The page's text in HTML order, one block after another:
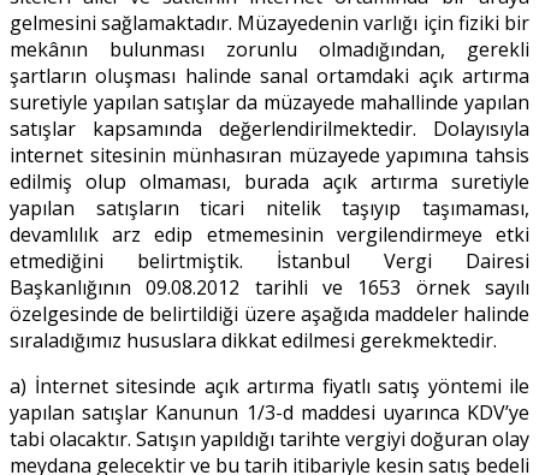
gelmesini sağlamaktadır. Müzayedenin varlığı için fiziki bir
mekânın bulunması zorunlu olmadığından, gerekli
şartların oluşması halinde sanal ortamdaki açık artırma
suretiyle yapılan satışlar da müzayede mahallinde yapılan
satışlar kapsamında değerlendirilmektedir. Dolayısıyla
internet sitesinin münhasıran müzayede yapımına tahsis
edilmiş olup olmaması, burada açık artırma suretiyle
yapılan satışların ticari nitelik taşıyıp taşımaması,
devamlılık arz edip etmemesinin vergilendirmeye etki
etmediğini belirtmiştik. İstanbul Vergi Dairesi
Başkanlığının 09.08.2012 tarihli ve 1653 örnek sayılı
özelgesinde de belirtildiği üzere aşağıda maddeler halinde
sıraladığımız hususlara dikkat edilmesi gerekmektedir.
a) İnternet sitesinde açık artırma fiyatlı satış yöntemi ile
yapılan satışlar Kanunun 1/3-d maddesi uyarınca KDV’ye
tabi olacaktır. Satışın yapıldığı tarihte vergiyi doğuran olay
meydana gelecektir ve bu tarih itibariyle kesin satış bedeli